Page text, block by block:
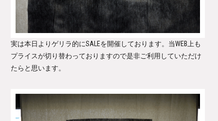
実は本日よりゲリラ的にSALEを開催しております。当WEB上も
プライスが切り替わっておりますので是非ご利用していただけ
たらと思います。